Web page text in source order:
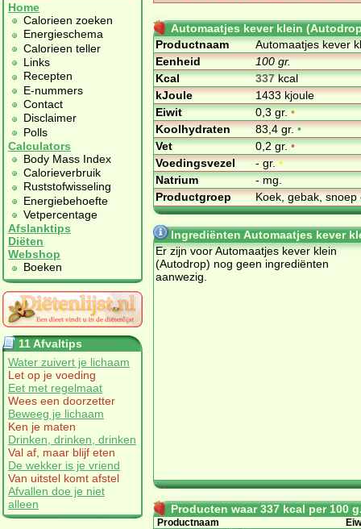
Home
Calorieen zoeken
Energieschema
Calorieen teller
Links
Recepten
E-nummers
Contact
Disclaimer
Polls
Calculators
Body Mass Index
Calorieverbruik
Ruststofwisseling
Energiebehoefte
Vetpercentage
Afslanktips
Diëten
Webshop
Boeken
11 Afvaltips
Water zuivert je lichaam
Let op je voeding
Eet met regelmaat
Wees een doorzetter
Beweeg je lichaam
Ken je maten
Drinken, drinken, drinken
Val af, maar blijf eten
De wekker is je vriend
Van uitstel komt afstel
Afvallen doe je niet
alleen
Automaatjes kever klein
Productnaam
Automaatjes kever
Eenheid
100 gr.
Kcal
337kcal
kJoule
1433 kjoule
Eiwit
0,3 gr.•
Koolhydraten
83,4 gr.•
Vet
0,2 gr.•
Voedingsvezel
- gr.•
Natrium
- mg.
Productgroep
Koek, gebak,
Ingrediënten Automaatjes kever
Er zijn voor Automaatjes kever klein
(Autodrop) nog geen ingrediënten
aanwezig.
Producten waar 337 kcal per 100
Productnaam